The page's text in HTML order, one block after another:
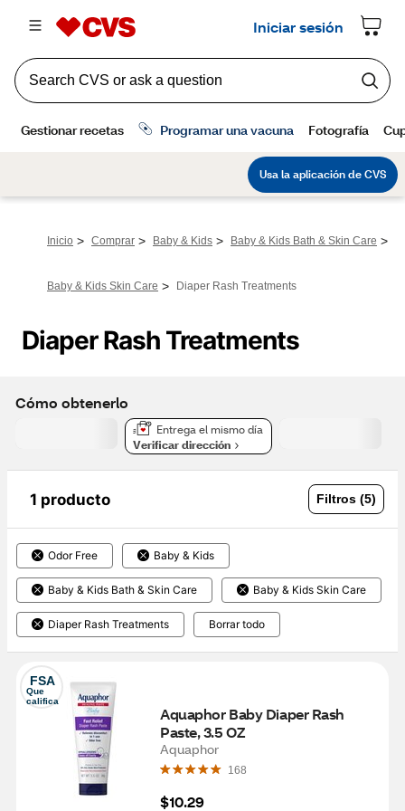
Inicio > Comprar > Baby & Kids > Baby & Kids Bath & Skin Care >
Baby & Kids Skin Care > Diaper Rash Treatments
Diaper Rash Treatments
Cómo obtenerlo
Entrega el mismo día
Verificar dirección
1 producto Filtros (5)
Odor Free Baby & Kids
Baby & Kids Bath & Skin Care Baby & Kids Skin Care
Diaper Rash Treatments Borrar todo
FSA
Que
califica
Aquaphor Baby Diaper Rash
Paste, 3.5 OZ
Aquaphor
168
$10.29